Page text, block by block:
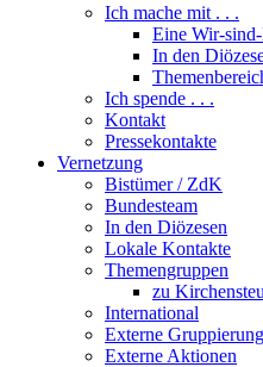
Ich mache mit . . .
Eine Wir-
In den
Ich spende . . .
Kontakt
Pressekontakte
Vernetzung
Bistümer / ZdK
Bundesteam
In den Diözesen
Lokale Kontakte
Themengruppen
zu
International
Externe
Externe Aktionen